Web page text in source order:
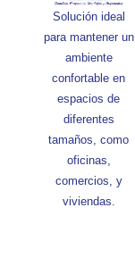
Solución ideal
para mantener un
ambiente
confortable en
espacios de
diferentes
tamaños, como
oficinas,
comercios, y
viviendas.